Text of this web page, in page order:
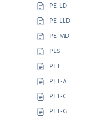
PE-LD
PE-LLD
PE-MD
PES
PET
PET-A
PET-C
PET-G